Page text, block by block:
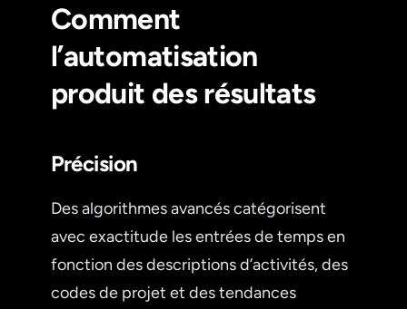
Comment
l’automatisation
produit des résultats
Précision
Des algorithmes avancés catégorisent
avec exactitude les entrées de temps en
fonction des descriptions d’activités, des
codes de projet et des tendances